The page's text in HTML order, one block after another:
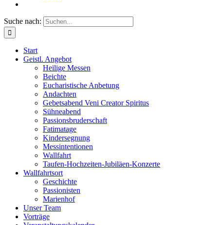
Suche nach:
Start
Geistl. Angebot
Heilige Messen
Beichte
Eucharistische Anbetung
Andachten
Gebetsabend Veni Creator Spiritus
Sühneabend
Passionsbruderschaft
Fatimatage
Kindersegnung
Messintentionen
Wallfahrt
Taufen-Hochzeiten-Jubiläen-Konzerte
Wallfahrtsort
Geschichte
Passionisten
Marienhof
Unser Team
Vorträge